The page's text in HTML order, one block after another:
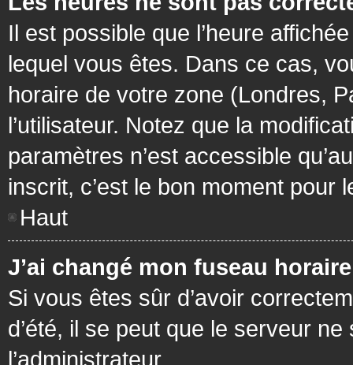
Il est possible que l’heure
lequel vous êtes. Dans ce cas,
horaire de votre zone (Londres,
l’utilisateur. Notez que la
paramètres n’est accessible
inscrit, c’est le bon moment pour
Haut
J’ai changé mon fuseau
Si vous êtes sûr d’avoir
d’été, il se peut que le serveur
l’administrateur.